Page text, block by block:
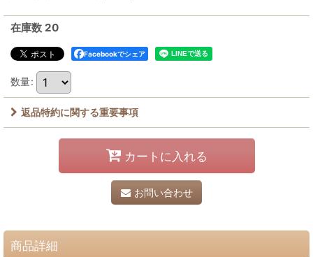
在庫数 20
Facebookでシェア
数量:
返品特約に関する重要事項
カートに入れる
お問い合わせ
商品詳細